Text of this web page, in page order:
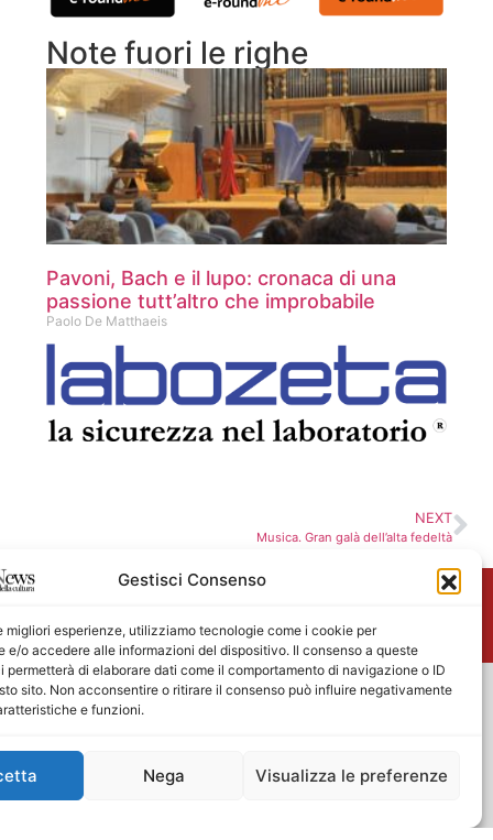
Gestisci Consenso
migliori esperienze, utilizziamo tecnologie come i cookie per
e/o accedere alle informazioni del dispositivo. Il consenso a queste
permetterà di elaborare dati come il comportamento di navigazione o ID
sito. Non acconsentire o ritirare il consenso può influire negativamente
e funzioni.
Nega Visualizza le preferenze
Note fuori le righe
Pavoni, Bach e il lupo: cronaca di una
passione tutt’altro che improbabile
Paolo De Matthaeis
NEXT
Musica. Gran galà dell’alta fedeltà